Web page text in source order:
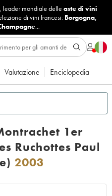
leader mondiale delle aste di vini
di vini francesi: Borgogna,
...
Valutazione Enciclopedia
1er
Ruchottes Paul
2003